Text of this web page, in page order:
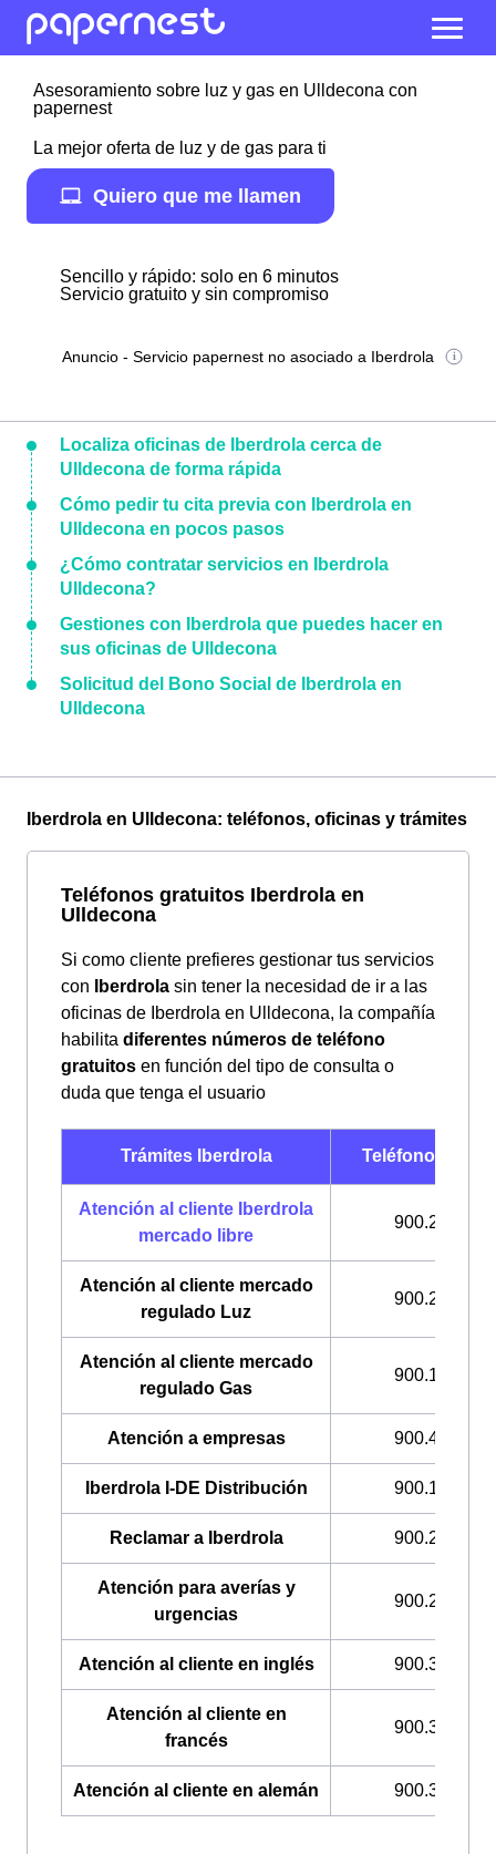
Asesoramiento sobre luz y gas en Ulldecona con
papernest
La mejor oferta de luz y de gas para ti
Quiero que me llamen
Sencillo y rápido: solo en 6 minutos
Servicio gratuito y sin compromiso
Anuncio - Servicio papernest no asociado a Iberdrola
Localiza oficinas de Iberdrola cerca de
Ulldecona de forma rápida
Cómo pedir tu cita previa con Iberdrola en
Ulldecona en pocos pasos
¿Cómo contratar servicios en Iberdrola
Ulldecona?
Gestiones con Iberdrola que puedes hacer en
sus oficinas de Ulldecona
Solicitud del Bono Social de Iberdrola en
Ulldecona
Iberdrola en Ulldecona: teléfonos, oficinas y trámites
Teléfonos gratuitos Iberdrola en
Ulldecona
Si como cliente prefieres gestionar tus servicios
con
Iberdrola sin tener la necesidad de ir a las
oficinas de Iberdrola en Ulldecona, la compañía
habilita diferentes números de teléfono
gratuitos en función del tipo de consulta o
duda que tenga el usuario
Trámites Iberdrola Teléfonos
Atención al cliente Iberdrola
mercado libre
900.225.235
Atención al cliente mercado
regulado Luz
900.200.708
Atención al cliente mercado
regulado Gas
900.100.309
Atención a empresas 900.400.408
Iberdrola I-DE Distribución 900.171.171
Reclamar a Iberdrola 900.225.235
Atención para averías y
urgencias
900.224.522
Atención al cliente en inglés 900.322.044
Atención al cliente en
francés
900.322.033
Atención al cliente en alemán 900.322.049